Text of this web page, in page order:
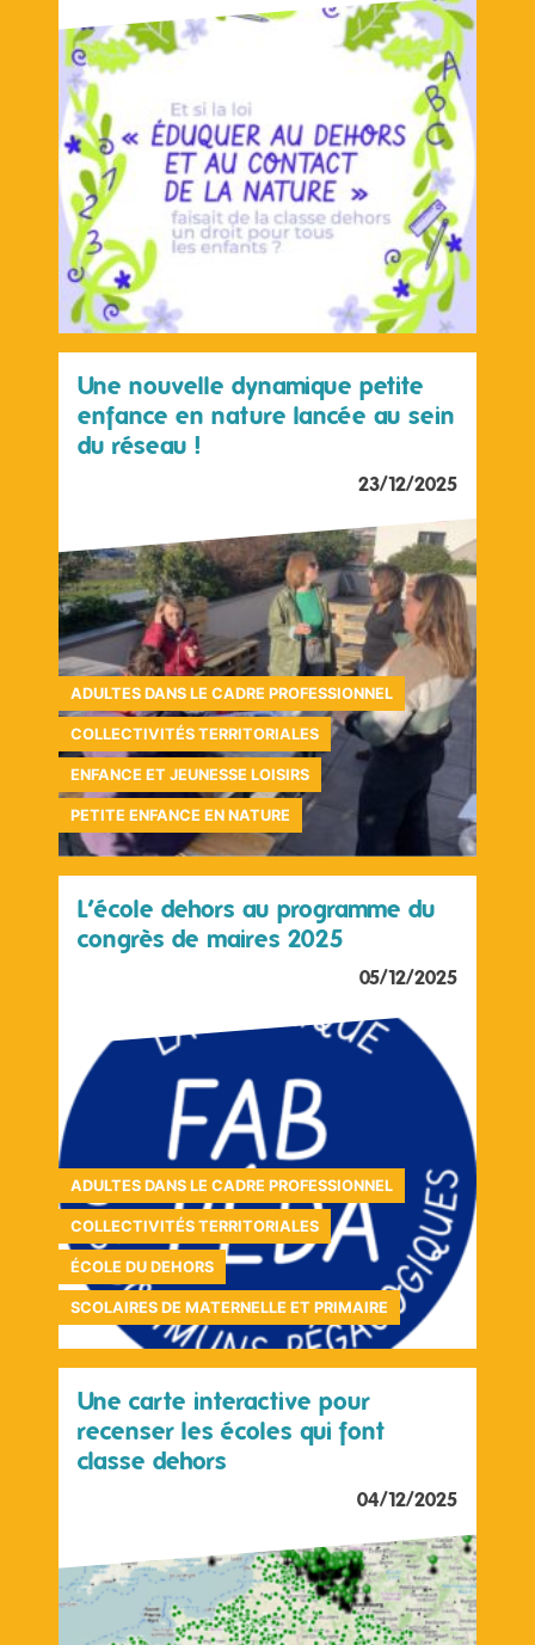
Une nouvelle dynamique petite
enfance en nature lancée au sein
du réseau !
23/12/2025
ADULTES DANS LE CADRE PROFESSIONNEL
COLLECTIVITÉS TERRITORIALES
ENFANCE ET JEUNESSE LOISIRS
PETITE ENFANCE EN NATURE
L’école dehors au programme du
congrès de maires 2025
05/12/2025
ADULTES DANS LE CADRE PROFESSIONNEL
COLLECTIVITÉS TERRITORIALES
ÉCOLE DU DEHORS
SCOLAIRES DE MATERNELLE ET PRIMAIRE
Une carte interactive pour
recenser les écoles qui font
classe dehors
04/12/2025